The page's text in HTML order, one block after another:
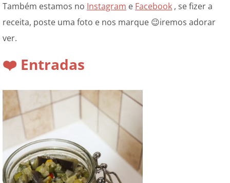
Também estamos no Instagram e Facebook , se fizer a
receita, poste uma foto e nos marque 😉iremos adorar
ver.
❤️ Entradas